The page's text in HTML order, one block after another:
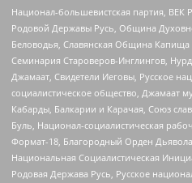
Национал-большевистская партия, ВЕК
Родовой Державы Русь, Община
Беловодья, Славянская Община
Семинария Староверов-Инглингов,
Джамаат, Свидетели Иеговы, Русское
социалистическое общество, Джамаат
Кабарды, Балкарии и Карачая, Союз
Буль, Национал-социалистическая
Формат-18, Благородный Орден
Национальная Социалистическая
Родовая Держава Русь, Русское